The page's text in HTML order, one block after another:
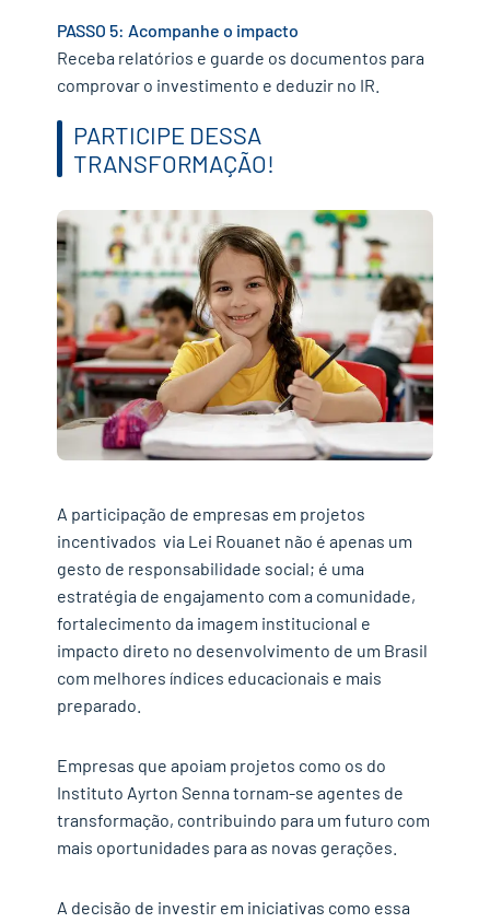
PASSO 5: Acompanhe o impacto
Receba relatórios e guarde os documentos para
comprovar o investimento e deduzir no IR.
PARTICIPE DESSA
TRANSFORMAÇÃO!
A participação de empresas em projetos
incentivados via Lei Rouanet não é apenas um
gesto de responsabilidade social; é uma
estratégia de engajamento com a comunidade,
fortalecimento da imagem institucional e
impacto direto no desenvolvimento de um Brasil
com melhores índices educacionais e mais
preparado.
Empresas que apoiam projetos como os do
Instituto Ayrton Senna tornam-se agentes de
transformação, contribuindo para um futuro com
mais oportunidades para as novas gerações.
A decisão de investir em iniciativas como essa
✕